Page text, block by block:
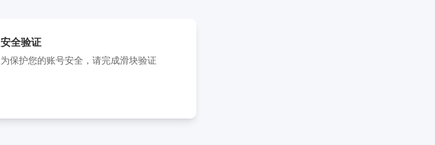
安全验证
为保护您的账号安全，请完成滑块验证